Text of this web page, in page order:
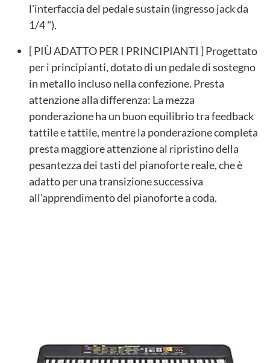
l'interfaccia del pedale sustain (ingresso jack da
1/4 ").
[ PIÙ ADATTO PER I PRINCIPIANTI ] Progettato
per i principianti, dotato di un pedale di sostegno
in metallo incluso nella confezione. Presta
attenzione alla differenza: La mezza
ponderazione ha un buon equilibrio tra feedback
tattile e tattile, mentre la ponderazione completa
presta maggiore attenzione al ripristino della
pesantezza dei tasti del pianoforte reale, che è
adatto per una transizione successiva
all'apprendimento del pianoforte a coda.